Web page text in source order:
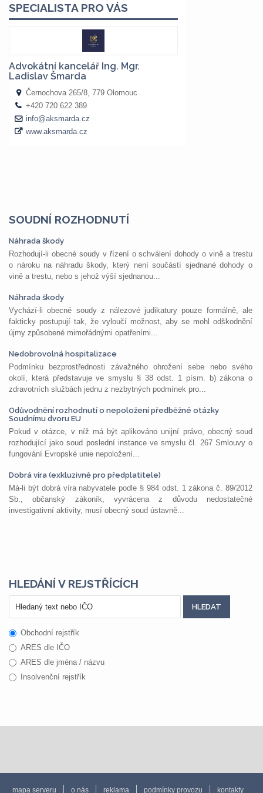
SOUDNÍ ROZHODNUTÍ
Náhrada škody
Rozhodují-li obecné soudy v řízení o schválení dohody o vině a trestu
o nároku na náhradu škody, který není součástí sjednané dohody o
vině a trestu, nebo s jehož výší sjednanou...
Náhrada škody
Vychází-li obecné soudy z nálezové judikatury pouze formálně, ale
fakticky postupují tak, že vyloučí možnost, aby se mohl odškodnění
újmy způsobené mimořádnými opatřeními...
Nedobrovolná hospitalizace
Podmínku bezprostřednosti závažného ohrožení sebe nebo svého
okolí, která představuje ve smyslu § 38 odst. 1 písm. b) zákona o
zdravotních službách jednu z nezbytných podmínek pro...
Odůvodnění rozhodnutí o nepoložení předběžné otázky
Soudnímu dvoru EU
Pokud v otázce, v níž má být aplikováno unijní právo, obecný soud
rozhodující jako soud poslední instance ve smyslu čl. 267 Smlouvy o
fungování Evropské unie nepoložení...
Dobrá víra (exkluzivně pro předplatitele)
Má-li být dobrá víra nabyvatele podle § 984 odst. 1 zákona č. 89/2012
Sb., občanský zákoník, vyvrácena z důvodu nedostatečné
investigativní aktivity, musí obecný soud ústavně...
HLEDÁNÍ V REJSTŘÍCÍCH
Obchodní rejstřík
ARES dle IČO
ARES dle jména / názvu
Insolvenční rejstřík
mapa serveru o nás reklama podmínky provozu kontakty